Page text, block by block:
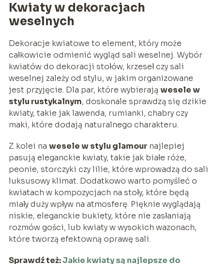
Kwiaty w dekoracjach
weselnych
Dekoracje kwiatowe to element, który może
całkowicie odmienić wygląd sali weselnej. Wybór
kwiatów do dekoracji stołów, krzeseł czy sali
weselnej zależy od stylu, w jakim organizowane
jest przyjęcie. Dla par, które wybierają wesele w
stylu rustykalnym, doskonale sprawdzą się dzikie
kwiaty, takie jak lawenda, rumianki, chabry czy
maki, które dodają naturalnego charakteru.
Z kolei na wesele w stylu glamournajlepiej
pasują eleganckie kwiaty, takie jak białe róże,
peonie, storczyki czy lilie, które wprowadzą do sali
luksusowy klimat. Dodatkowo warto pomyśleć o
kwiatach w kompozycjach na stoły, które będą
miały duży wpływ na atmosferę. Pięknie wyglądają
niskie, eleganckie bukiety, które nie zasłaniają
rozmów gości, lub kwiaty w wysokich wazonach,
które tworzą efektowną oprawę sali.
Sprawdź też:Jakie kwiaty są najlepsze do